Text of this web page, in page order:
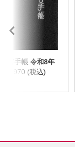
災害手帳 令和8年
￥2,970 (税込)